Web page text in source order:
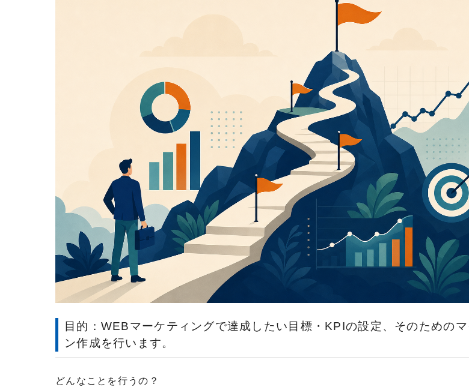
目的：WEBマーケティングで達成したい目標・KPIの設定、そのための
ン作成を行います。
どんなことを行うの？